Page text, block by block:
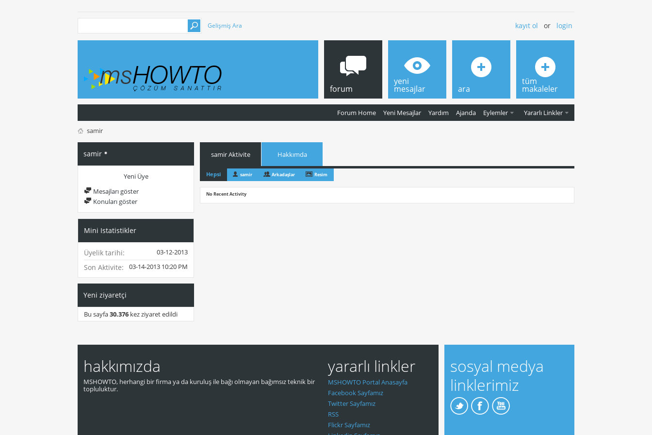
Gelişmiş Ara kayıt ol or login
forum
Forum Home Yeni Mesajlar Yardım Ajanda Eylemler Yararlı Linkler
yeni
mesajlar ara
tüm
makaleler
samir
samir
Yeni Üye
Mesajları göster
Konuları göster
Mini Istatistikler
Üyelik tarihi 03-12-2013
Son Aktivite 03-14-2013 10:20 PM
Yeni ziyaretçi
Bu sayfa30.376 kez ziyaret edildi
samir Aktivite Hakkımda
Hepsi samir Arkadaşlar Resim
No Recent Activity
hakkımızda
MSHOWTO, herhangi bir firma ya da kuruluş ile bağı olmayan bağımsız teknik bir
topluluktur.
yararlı linkler
MSHOWTO Portal Anasayfa
Facebook Sayfamız
Twitter Sayfamız
RSS
Flickr Sayfamız
sosyal medya
linklerimiz